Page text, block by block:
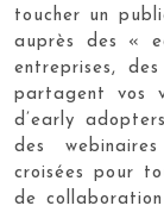
toucher un
auprès des «
entreprises,
partagent vos
d’early
des
croisées pour
de